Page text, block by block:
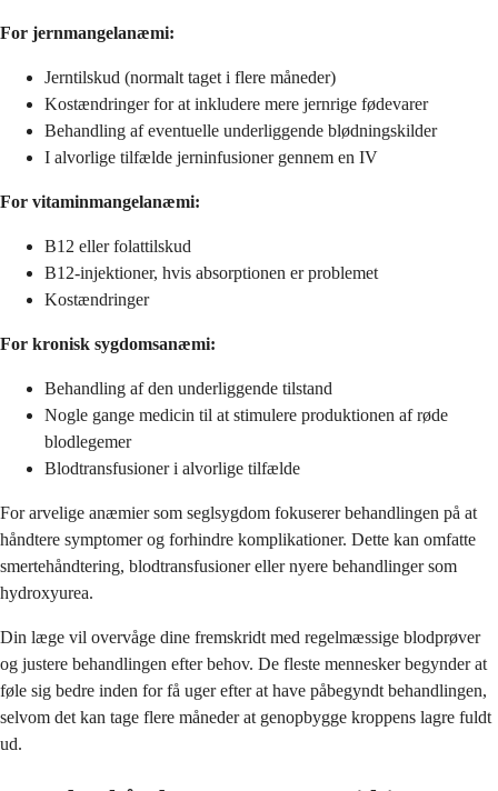
For jernmangelanæmi:
Jerntilskud (normalt taget i flere måneder)
Kostændringer for at inkludere mere jernrige fødevarer
Behandling af eventuelle underliggende blødningskilder
I alvorlige tilfælde jerninfusioner gennem en IV
For vitaminmangelanæmi:
B12 eller folattilskud
B12-injektioner, hvis absorptionen er problemet
Kostændringer
For kronisk sygdomsanæmi:
Behandling af den underliggende tilstand
Nogle gange medicin til at stimulere produktionen af røde
blodlegemer
Blodtransfusioner i alvorlige tilfælde
For arvelige anæmier som seglsygdom fokuserer behandlingen på at
håndtere symptomer og forhindre komplikationer. Dette kan omfatte
smertehåndtering, blodtransfusioner eller nyere behandlinger som
hydroxyurea.
Din læge vil overvåge dine fremskridt med regelmæssige blodprøver
og justere behandlingen efter behov. De fleste mennesker begynder at
føle sig bedre inden for få uger efter at have påbegyndt behandlingen,
selvom det kan tage flere måneder at genopbygge kroppens lagre fuldt
ud.